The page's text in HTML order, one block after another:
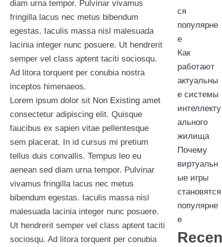
diam urna tempor. Pulvinar vivamus
fringilla lacus nec metus bibendum
egestas. Iaculis massa nisl malesuada
lacinia integer nunc posuere. Ut hendrerit
semper vel class aptent taciti sociosqu.
Ad litora torquent per conubia nostra
inceptos himenaeos.
Lorem ipsum dolor sit Non Existing amet
consectetur adipiscing elit. Quisque
faucibus ex sapien vitae pellentesque
sem placerat. In id cursus mi pretium
tellus duis convallis. Tempus leo eu
aenean sed diam urna tempor. Pulvinar
vivamus fringilla lacus nec metus
bibendum egestas. Iaculis massa nisl
malesuada lacinia integer nunc posuere.
Ut hendrerit semper vel class aptent taciti
sociosqu. Ad litora torquent per conubia
ся
популярне
е
Как
работают
актуальны
е системы
интеллекту
ального
жилища
Почему
виртуальн
ые игры
становятся
популярне
е